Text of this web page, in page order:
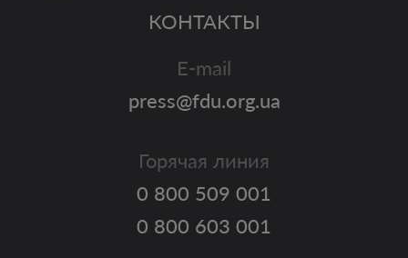
КОНТАКТЫ
E-mail
press@fdu.org.ua
Горячая линия
0 800 509 001
0 800 603 001